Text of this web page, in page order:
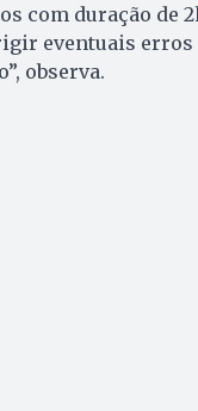
com duração de
eventuais
observa.